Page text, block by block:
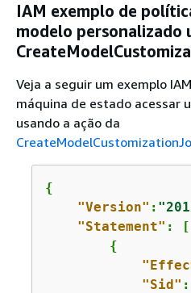
IAM exemplo de
modelo personalizado
Veja a seguir um exemplo
máquina de estado acessar
usando a ação da
{
"Version" :
"Statement" : [
{
"Sid" :